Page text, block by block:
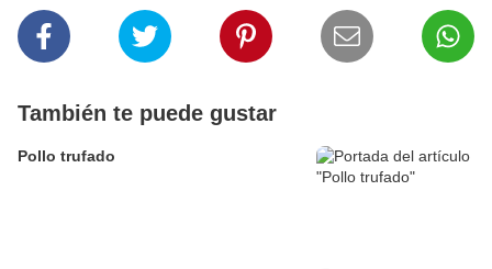
También te puede gustar
Pollo trufado